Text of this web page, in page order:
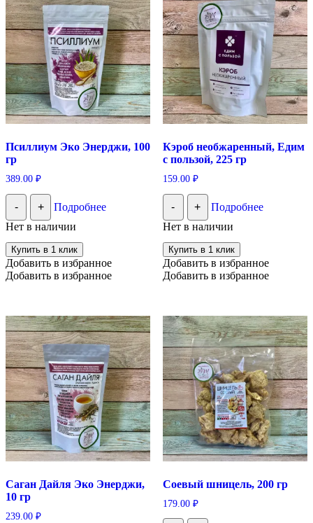
Псиллиум Эко Энерджи, 100
гр
389.00 ₽
- +
Подробнее
Нет в наличии
Купить в 1 клик
Добавить в избранное
Добавить в избранное
Кэроб необжаренный, Едим
с пользой, 225 гр
159.00 ₽
- +
Подробнее
Нет в наличии
Купить в 1 клик
Добавить в избранное
Добавить в избранное
Саган Дайля Эко Энерджи,
10 гр
239.00 ₽
Соевый шницель, 200 гр
179.00 ₽